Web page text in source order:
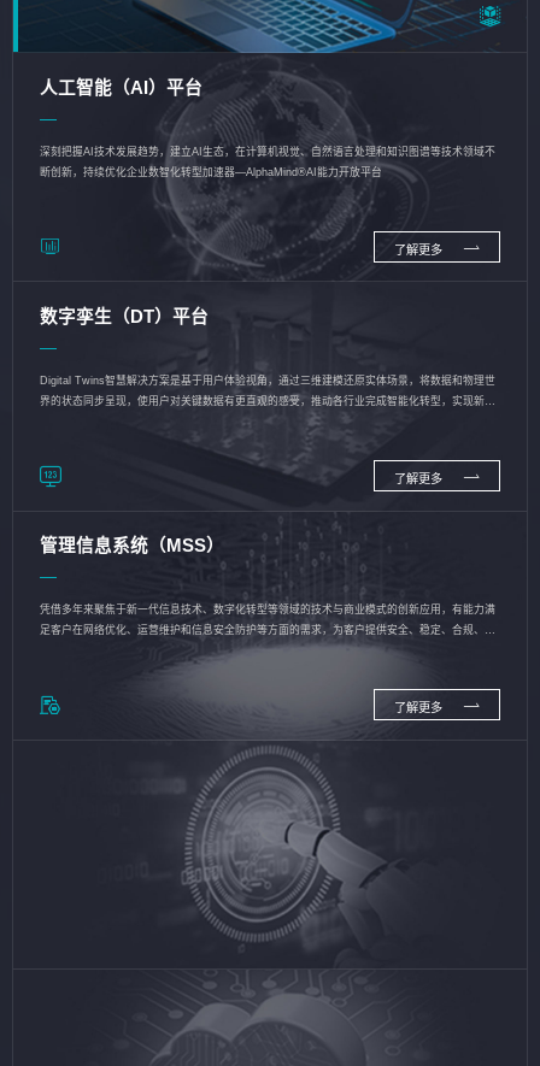
人工智能（AI）平台
深刻把握AI技术发展趋势，建立AI生态，在计算机视觉、自然语言处理和知识图谱等技术领域不
断创新，持续优化企业数智化转型加速器—AlphaMind®AI能力开放平台
了解更多
数字孪生（DT）平台
Digital Twins智慧解决方案是基于用户体验视角，通过三维建模还原实体场景，将数据和物理世
界的状态同步呈现，使用户对关键数据有更直观的感受，推动各行业完成智能化转型，实现新旧
了解更多
管理信息系统（MSS）
凭借多年来聚焦于新一代信息技术、数字化转型等领域的技术与商业模式的创新应用，有能力满
足客户在网络优化、运营维护和信息安全防护等方面的需求，为客户提供安全、稳定、合规、持
了解更多